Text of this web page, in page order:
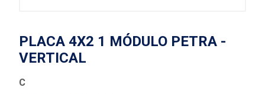
PLACA 4X2 1 MÓDULO PETRA -
VERTICAL
C